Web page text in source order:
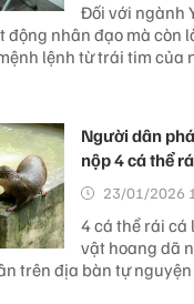
Đối với ngành
động nhân đạo mà còn
lệnh từ trái tim của
Người dân
nộp 4 cá thể
23/01/2026
4 cá thể rái cá
vật hoang dã
trên địa bàn tự